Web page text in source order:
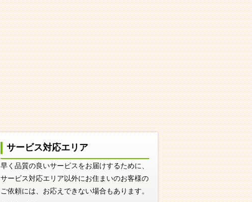
サービス対応エリア
早く品質の良いサービスをお届けするために、
サービス対応エリア以外にお住まいのお客様の
ご依頼には、お応えできない場合もあります。